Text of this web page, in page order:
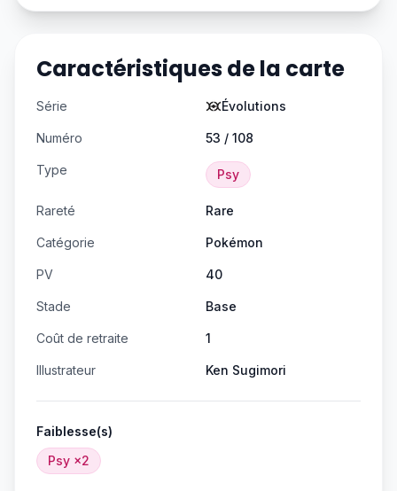
Caractéristiques de la carte
Série Évolutions
Numéro 53 / 108
Type Psy
Rareté Rare
Catégorie Pokémon
PV 40
Stade Base
Coût de retraite 1
Illustrateur Ken Sugimori
Faiblesse(s)
Psy ×2